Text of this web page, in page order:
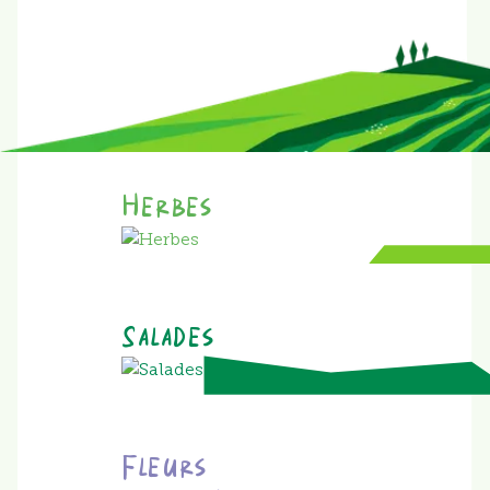
Herbes
Salades
Fleurs